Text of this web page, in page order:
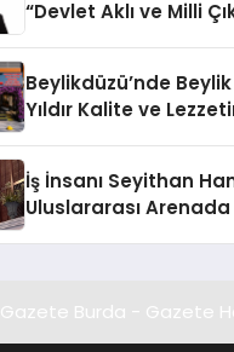
“Devlet Aklı ve Milli
Beylikdüzü’nde
Yıldır Kalite ve
İş İnsanı Seyithan
Uluslararası Arenada
Gazete Burda - Gazete